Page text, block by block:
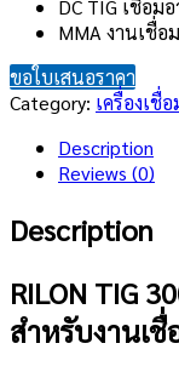
DC TIG เชื่อม
MMA งานเชื่
ขอใบเสนอราคา
Category: เครื่องเชื่
Description
Reviews (0)
Description
RILON TIG
สำหรับงานเชื่